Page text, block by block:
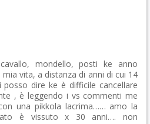
mondello, posti ke anno
vita, a distanza di anni di cui 14
dire ke è difficile cancellare
, è leggendo i vs commenti me
una pikkola lacrima…… amo la
è vissuto x 30 anni…. non